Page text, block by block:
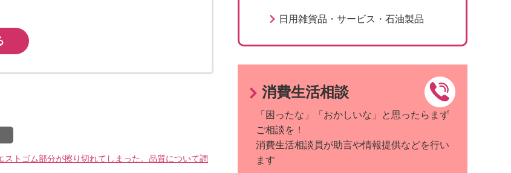
トゴム部分が擦り切れてしまった。品質について調
日用雑貨品・サービス・石油製品
消費生活相談
「困ったな」「おかしいな」と思ったらまず
ご相談を！
消費生活相談員が助言や情報提供などを行い
ます